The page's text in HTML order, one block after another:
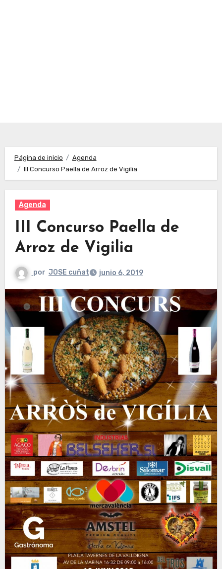
Página de inicio
Agenda
III Concurso Paella de Arroz de Vigilia
Agenda
III Concurso Paella de
Arroz de Vigilia
por JOSE cuñat junio 6, 2019